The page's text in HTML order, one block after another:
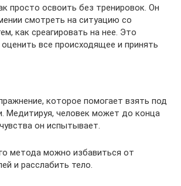
просто освоить без тренировок. Он
смотреть на ситуацию со
как среагировать на нее. Это
все происходящее и принять
которое помогает взять под
Медитируя, человек может до конца
он испытывает.
метода можно избавиться от
и расслабить тело.